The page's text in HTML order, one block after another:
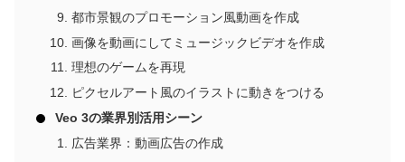
都市景観のプロモーション風動画を作成
画像を動画にしてミュージックビデオを作成
理想のゲームを再現
ピクセルアート風のイラストに動きをつける
Veo 3の業界別活用シーン
広告業界：動画広告の作成